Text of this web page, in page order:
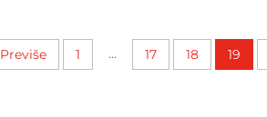
Previše 1 ... 17 18 19